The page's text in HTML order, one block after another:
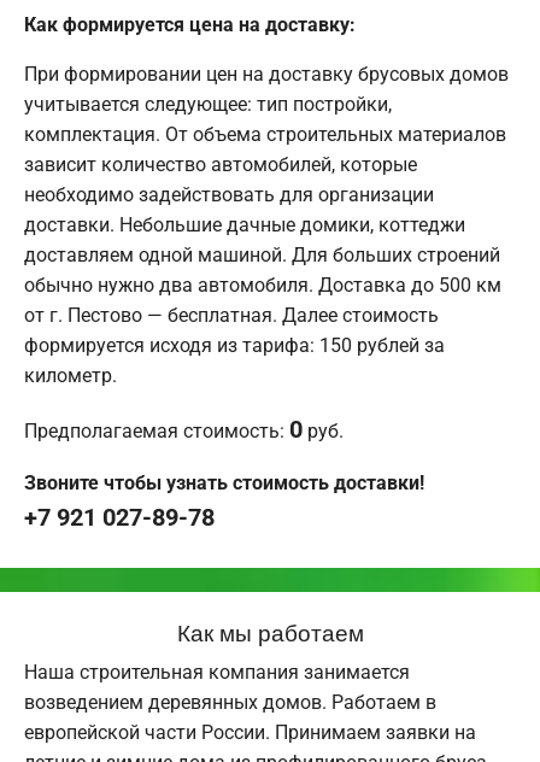
Как формируется цена на доставку:
При формировании цен на доставку брусовых домов
учитывается следующее: тип постройки,
комплектация. От объема строительных материалов
зависит количество автомобилей, которые
необходимо задействовать для организации
доставки. Небольшие дачные домики, коттеджи
доставляем одной машиной. Для больших строений
обычно нужно два автомобиля. Доставка до 500 км
от г. Пестово — бесплатная. Далее стоимость
формируется исходя из тарифа: 150 рублей за
километр.
Предполагаемая стоимость: 0 руб.
Звоните чтобы узнать стоимость доставки!
+7 921 027-89-78
Как мы работаем
Наша строительная компания занимается
возведением деревянных домов. Работаем в
европейской части России. Принимаем заявки на